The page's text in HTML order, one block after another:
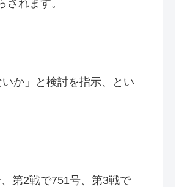
れます。
か」と検討を指示、とい
第2戦で751号、第3戦で